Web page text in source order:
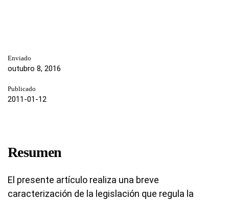
Enviado
outubro 8, 2016
Publicado
2011-01-12
Resumen
El presente artí­culo realiza una breve
caracterización de la legislación que regula la